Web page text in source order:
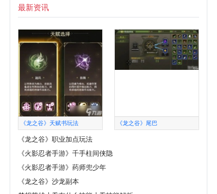
最新资讯
《龙之谷》天赋书玩法 《龙之谷》尾巴
《龙之谷》职业加点玩法
《火影忍者手游》千手柱间侠隐
《火影忍者手游》药师兜少年
《龙之谷》沙龙副本